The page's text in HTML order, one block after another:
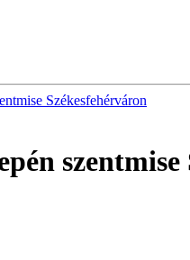
Székesfehérváron
szentmise